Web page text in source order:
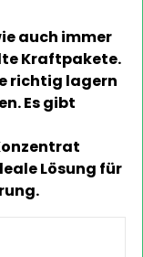
auch immer
Kraftpakete.
richtig lagern
Es gibt
Lösung für